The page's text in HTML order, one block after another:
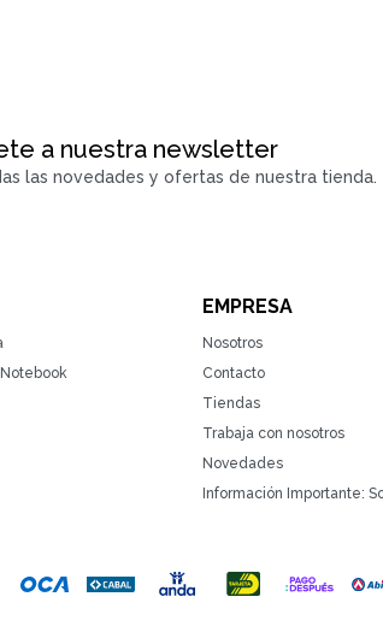
a nuestra newsletter
las novedades y ofertas de nuestra tienda.
EMPRESA
Nosotros
Contacto
Tiendas
Trabaja con nosotros
Novedades
Información Importante: